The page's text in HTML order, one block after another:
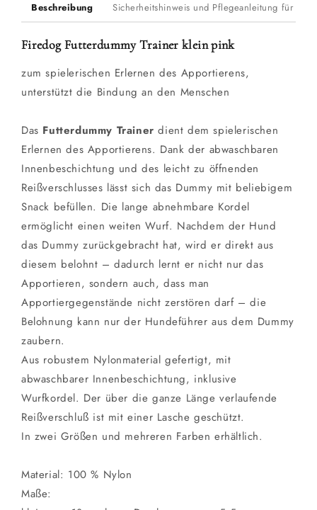
Beschreibung Sicherheitshinweis und Pflegeanleitung für
Firedog Futterdummy Trainer klein pink
zum spielerischen Erlernen des Apportierens,
unterstützt die Bindung an den Menschen
Das Futterdummy Trainerdient dem spielerischen
Erlernen des Apportierens. Dank der abwaschbaren
Innenbeschichtung und des leicht zu öffnenden
Reißverschlusses lässt sich das Dummy mit beliebigem
Snack befüllen. Die lange abnehmbare Kordel
ermöglicht einen weiten Wurf. Nachdem der Hund
das Dummy zurückgebracht hat, wird er direkt aus
diesem belohnt – dadurch lernt er nicht nur das
Apportieren, sondern auch, dass man
Apportiergegenstände nicht zerstören darf – die
Belohnung kann nur der Hundeführer aus dem Dummy
zaubern.
Aus robustem Nylonmaterial gefertigt, mit
abwaschbarer Innenbeschichtung, inklusive
Wurfkordel. Der über die ganze Länge verlaufende
Reißverschluß ist mit einer Lasche geschützt.
In zwei Größen und mehreren Farben erhältlich.
Material: 100 % Nylon
Maße: